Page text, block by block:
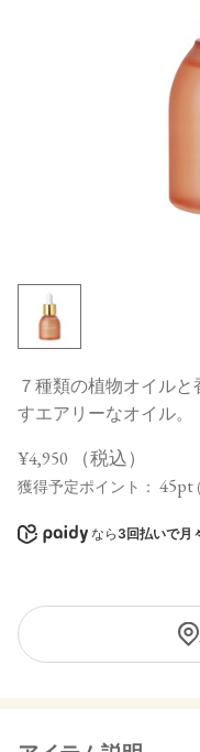
７種類の植物オイル
すエアリーなオイル。
¥4,950 （税込）
獲得予定ポイント： 45pt
なら 3回払いで月